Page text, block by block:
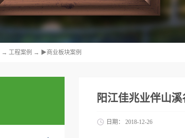
→ 工程案例 → ▶商业板块案例
阳江佳兆业伴山
日期： 2018-12-26